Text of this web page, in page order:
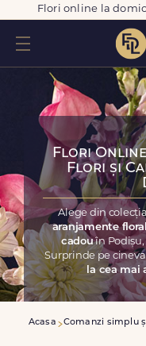
Flori online la
Flori Online
Flori și
Alege din
aranjamente
cadouîn Podișu,
Surprinde pe
la cea mai
Acasa Comanzi simplu